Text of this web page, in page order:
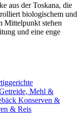
aus der Toskana, die
biologischem und
Mittelpunkt stehen
und eine enge
Mehl &
Konserven &
& Reis